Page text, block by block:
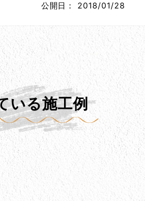
公開日： 2018/01/28
いる施工例